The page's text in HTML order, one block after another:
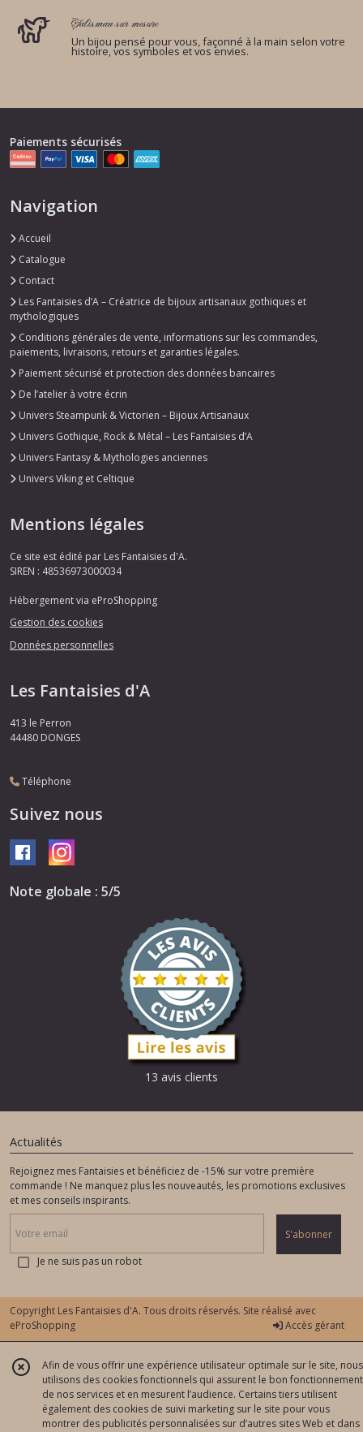
Talisman sur mesure
Un bijou pensé pour vous, façonné à la main selon votre
histoire, vos symboles et vos envies.
Paiements sécurisés
Navigation
Accueil
Catalogue
Contact
Les Fantaisies d’A – Créatrice de bijoux artisanaux gothiques et
mythologiques
Conditions générales de vente, informations sur les commandes,
paiements, livraisons, retours et garanties légales.
Paiement sécurisé et protection des données bancaires
De l’atelier à votre écrin
Univers Steampunk & Victorien – Bijoux Artisanaux
Univers Gothique, Rock & Métal – Les Fantaisies d’A
Univers Fantasy & Mythologies anciennes
Univers Viking et Celtique
Mentions légales
Ce site est édité par Les Fantaisies d'A.
SIREN : 48536973000034
Hébergement via eProShopping
Gestion des cookies
Données personnelles
Les Fantaisies d'A
413 le Perron
44480 DONGES
Téléphone
Suivez nous
Note globale : 5/5
13 avis clients
Actualités
Rejoignez mes Fantaisies et bénéficiez de -15% sur votre première
commande ! Ne manquez plus les nouveautés, les promotions exclusives
et mes conseils inspirants.
S'abonner
Je ne suis pas un robot
Copyright Les Fantaisies d'A. Tous droits réservés. Site réalisé avec
eProShopping
Accès gérant
Afin de vous offrir une expérience utilisateur optimale sur le site, nous
utilisons des cookies fonctionnels qui assurent le bon fonctionnement
de nos services et en mesurent l’audience. Certains tiers utilisent
également des cookies de suivi marketing sur le site pour vous
montrer des publicités personnalisées sur d’autres sites Web et dans